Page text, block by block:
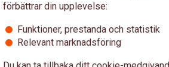
före köp i
förbättrar din upplevelse:
Funktioner, prestanda och statistik
Relevant marknadsföring